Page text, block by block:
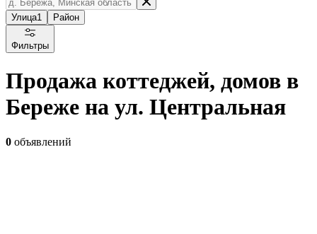
Улица1 Район
Фильтры
Продажа коттеджей, домов в
Береже на ул. Центральная
0 объявлений